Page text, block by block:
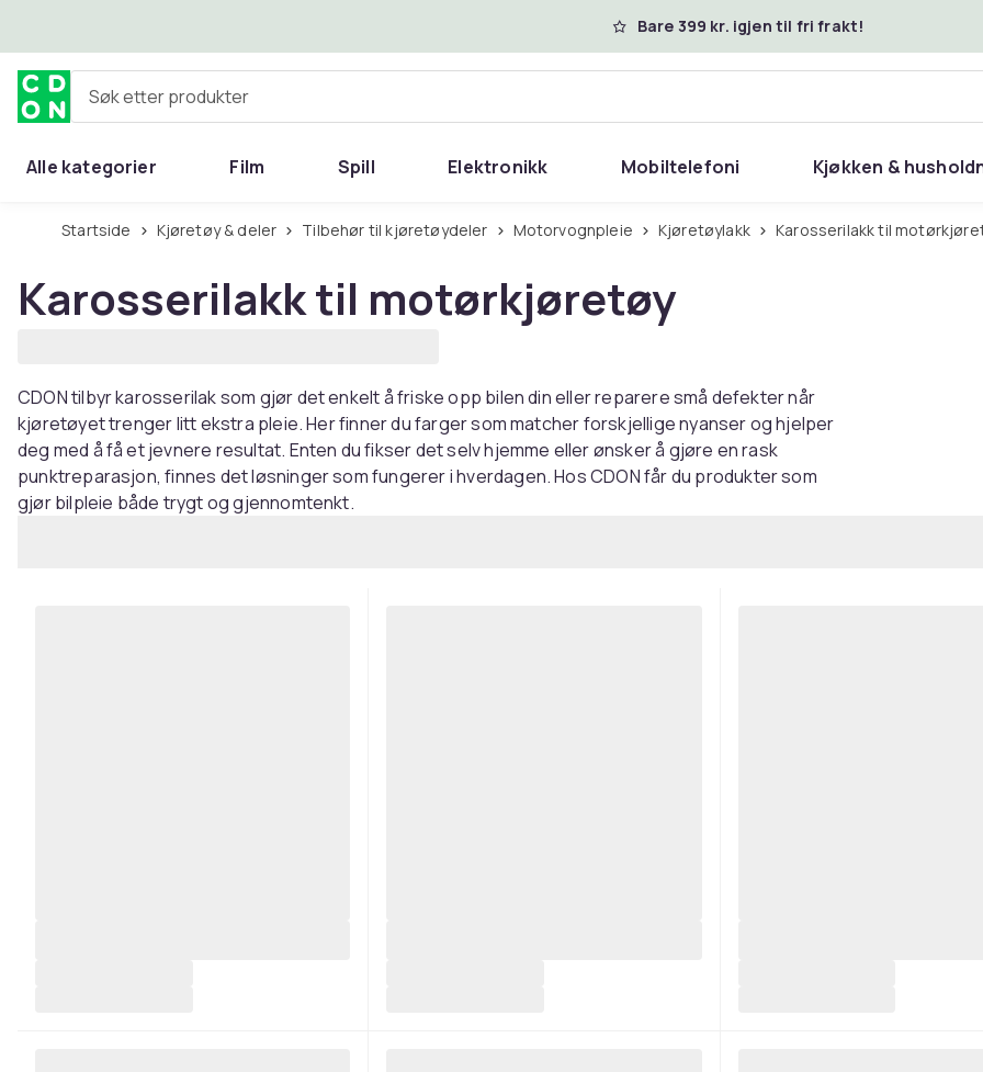
Bare 399 kr. igjen til fri frakt!
Søk etter produkter
Alle kategorier Film Spill Elektronikk Mobiltelefoni Kjøkken &
Startside Kjøretøy & deler Tilbehør til kjøretøydeler Motorvognpleie Kjøretøylakk Karosserilakk til
Karosserilakk til motørkjøretøy
CDON tilbyr karosserilak som gjør det enkelt å friske opp bilen din eller reparere små defekter når
kjøretøyet trenger litt ekstra pleie. Her finner du farger som matcher forskjellige nyanser og hjelper
deg med å få et jevnere resultat. Enten du fikser det selv hjemme eller ønsker å gjøre en rask
punktreparasjon, finnes det løsninger som fungerer i hverdagen. Hos CDON får du produkter som
gjør bilpleie både trygt og gjennomtenkt.